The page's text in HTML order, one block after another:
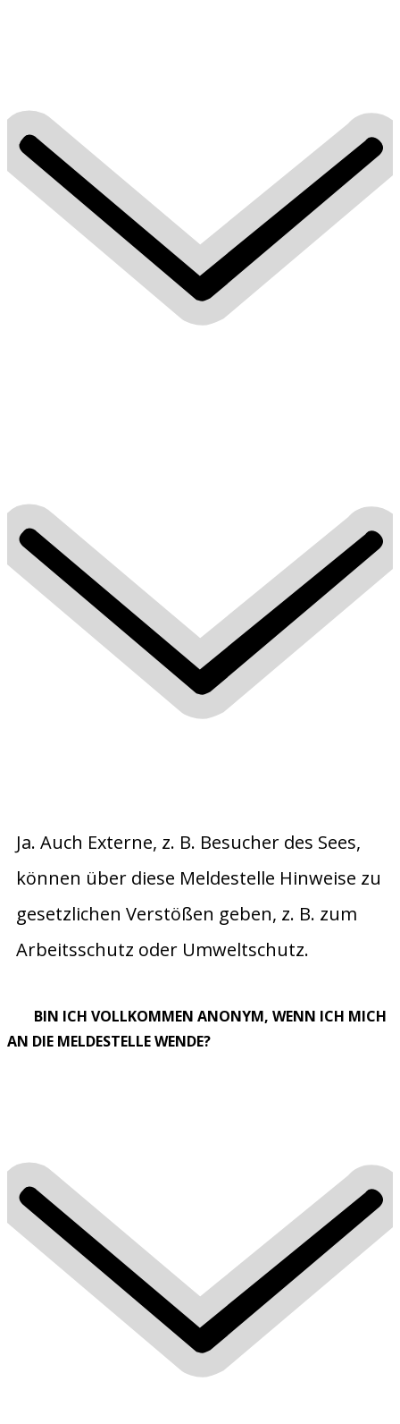
Ja. Auch Externe, z. B. Besucher des Sees,
können über diese Meldestelle Hinweise zu
gesetzlichen Verstößen geben, z. B. zum
Arbeitsschutz oder Umweltschutz.
BIN ICH VOLLKOMMEN ANONYM, WENN ICH MICH
AN DIE MELDESTELLE WENDE?